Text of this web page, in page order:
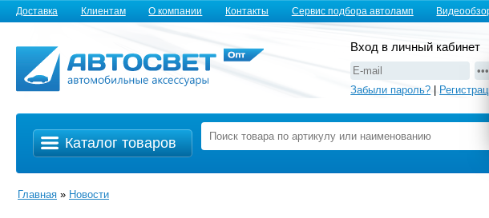
Доставка Клиентам О компании Контакты Сервис подбора автоламп
Вход в личный кабинет
Забыли пароль?
Каталог товаров
Главная » Новости